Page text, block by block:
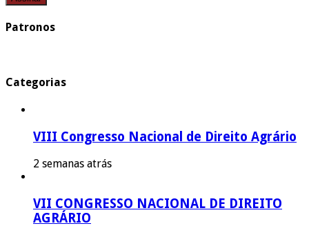
Patronos
Categorias
VIII Congresso Nacional de Direito Agrário
2 semanas atrás
VII CONGRESSO NACIONAL DE DIREITO
AGRÁRIO